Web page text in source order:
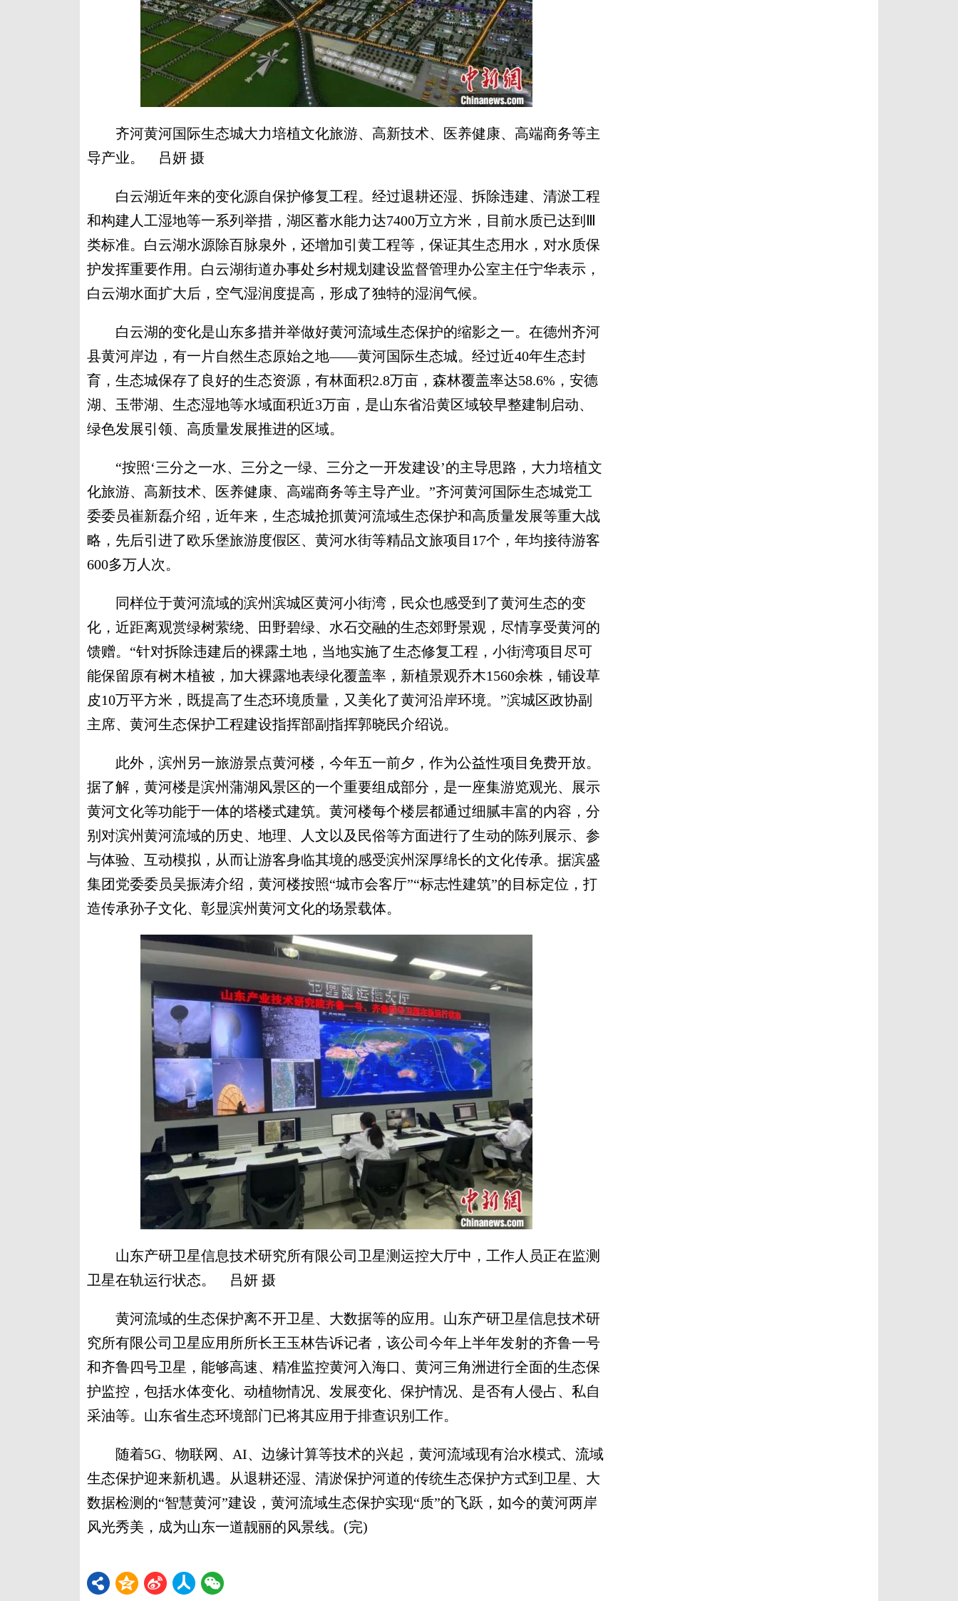
齐河黄河国际生态城大力培植文化旅游、高新技术、医养健康、高端商务等主
导产业。 吕妍 摄
白云湖近年来的变化源自保护修复工程。经过退耕还湿、拆除违建、清淤工程
和构建人工湿地等一系列举措，湖区蓄水能力达7400万立方米，目前水质已达到Ⅲ
类标准。白云湖水源除百脉泉外，还增加引黄工程等，保证其生态用水，对水质保
护发挥重要作用。白云湖街道办事处乡村规划建设监督管理办公室主任宁华表示，
白云湖水面扩大后，空气湿润度提高，形成了独特的湿润气候。
白云湖的变化是山东多措并举做好黄河流域生态保护的缩影之一。在德州齐河
县黄河岸边，有一片自然生态原始之地——黄河国际生态城。经过近40年生态封
育，生态城保存了良好的生态资源，有林面积2.8万亩，森林覆盖率达58.6%，安德
湖、玉带湖、生态湿地等水域面积近3万亩，是山东省沿黄区域较早整建制启动、
绿色发展引领、高质量发展推进的区域。
“按照‘三分之一水、三分之一绿、三分之一开发建设’的主导思路，大力培植文
化旅游、高新技术、医养健康、高端商务等主导产业。”齐河黄河国际生态城党工
委委员崔新磊介绍，近年来，生态城抢抓黄河流域生态保护和高质量发展等重大战
略，先后引进了欧乐堡旅游度假区、黄河水街等精品文旅项目17个，年均接待游客
600多万人次。
同样位于黄河流域的滨州滨城区黄河小街湾，民众也感受到了黄河生态的变
化，近距离观赏绿树萦绕、田野碧绿、水石交融的生态郊野景观，尽情享受黄河的
馈赠。“针对拆除违建后的裸露土地，当地实施了生态修复工程，小街湾项目尽可
能保留原有树木植被，加大裸露地表绿化覆盖率，新植景观乔木1560余株，铺设草
皮10万平方米，既提高了生态环境质量，又美化了黄河沿岸环境。”滨城区政协副
主席、黄河生态保护工程建设指挥部副指挥郭晓民介绍说。
此外，滨州另一旅游景点黄河楼，今年五一前夕，作为公益性项目免费开放。
据了解，黄河楼是滨州蒲湖风景区的一个重要组成部分，是一座集游览观光、展示
黄河文化等功能于一体的塔楼式建筑。黄河楼每个楼层都通过细腻丰富的内容，分
别对滨州黄河流域的历史、地理、人文以及民俗等方面进行了生动的陈列展示、参
与体验、互动模拟，从而让游客身临其境的感受滨州深厚绵长的文化传承。据滨盛
集团党委委员吴振涛介绍，黄河楼按照“城市会客厅”“标志性建筑”的目标定位，打
造传承孙子文化、彰显滨州黄河文化的场景载体。
山东产研卫星信息技术研究所有限公司卫星测运控大厅中，工作人员正在监测
卫星在轨运行状态。 吕妍 摄
黄河流域的生态保护离不开卫星、大数据等的应用。山东产研卫星信息技术研
究所有限公司卫星应用所所长王玉林告诉记者，该公司今年上半年发射的齐鲁一号
和齐鲁四号卫星，能够高速、精准监控黄河入海口、黄河三角洲进行全面的生态保
护监控，包括水体变化、动植物情况、发展变化、保护情况、是否有人侵占、私自
采油等。山东省生态环境部门已将其应用于排查识别工作。
随着5G、物联网、AI、边缘计算等技术的兴起，黄河流域现有治水模式、流域
生态保护迎来新机遇。从退耕还湿、清淤保护河道的传统生态保护方式到卫星、大
数据检测的“智慧黄河”建设，黄河流域生态保护实现“质”的飞跃，如今的黄河两岸
风光秀美，成为山东一道靓丽的风景线。(完)